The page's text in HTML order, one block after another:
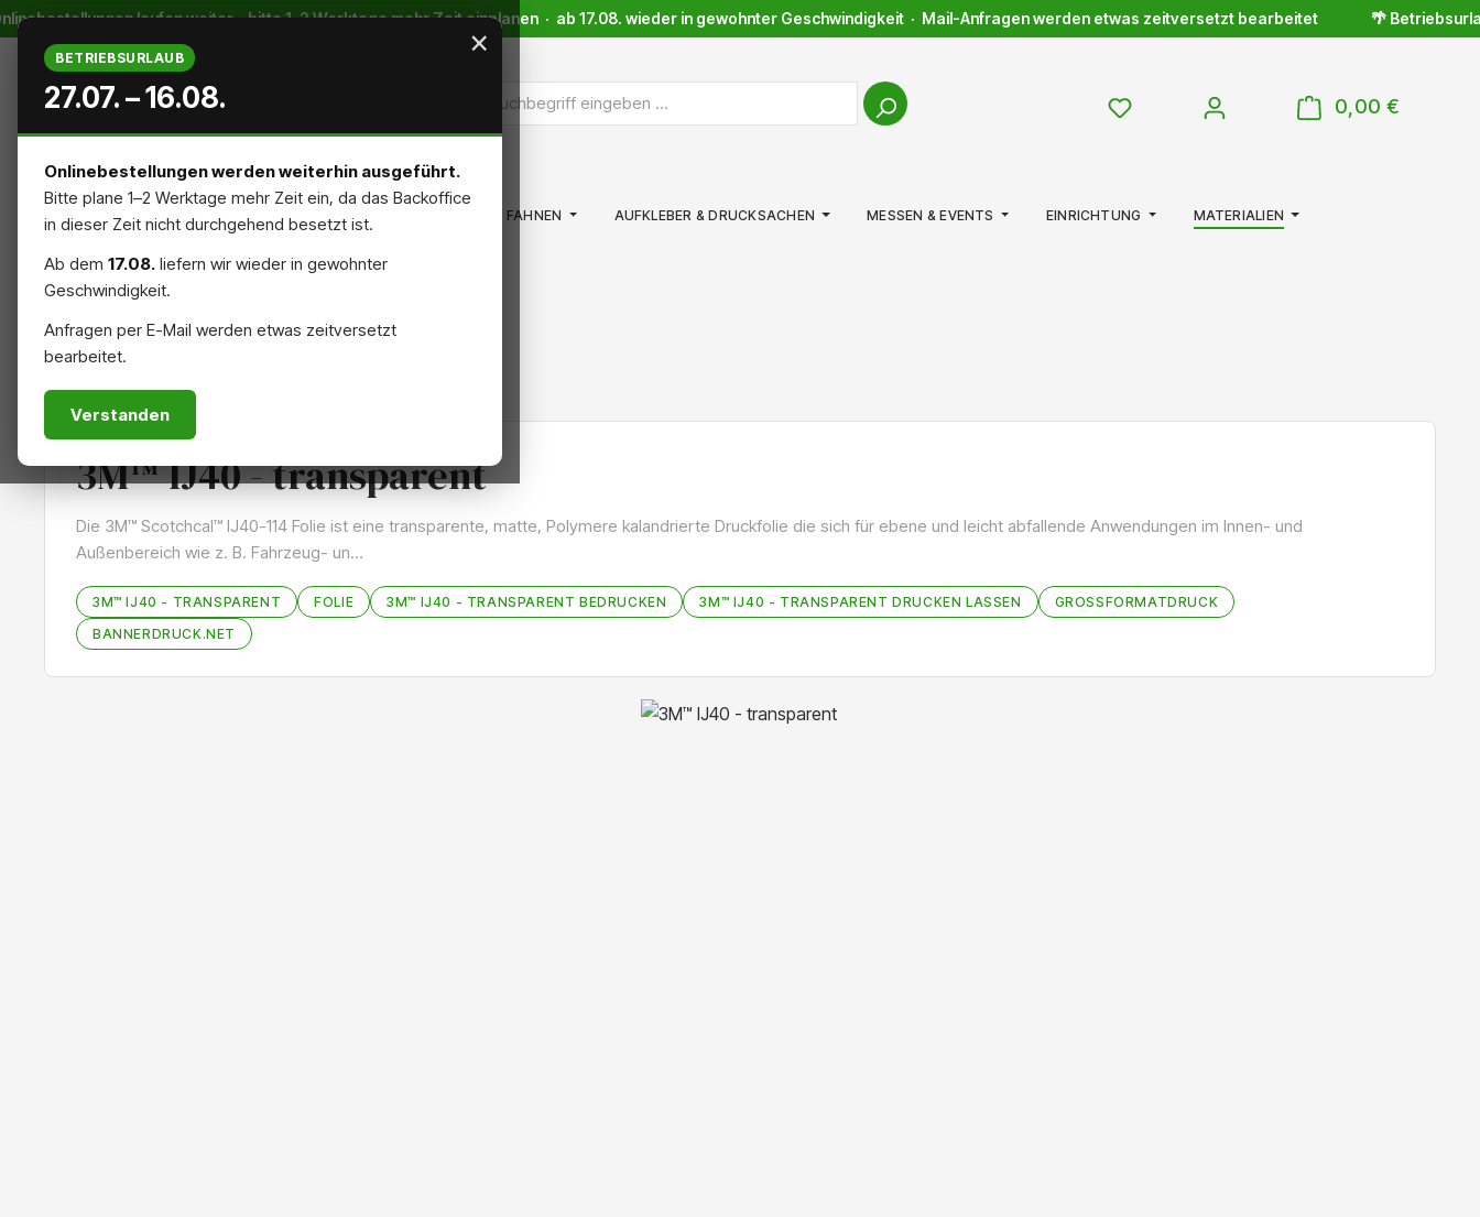
Hauptinhalt springen
Zur Suche springenlaufen weiter – bitte 1–2 Werktage mehr Zeit einplanen · ab 17.08. wieder in gewohnter Geschwindigkeit · Mail-Anfragen werden etwas zeitversetzt bearbeitet 🌴
DU HAST 0 PRODUKTE AUF DEM MERKZETTEL
0,00 €
STARTSEITE AUSSENREKLAME INNENREKLAME FAHNEN AUFKLEBER & DRUCKSACHEN MESSEN & EVENTS EINRICHTUNG MATERIALIEN
NACHHALTIG ZUBEHÖR
MATERIALIEN
3M™ IJ40 - transparent
Die 3M™ Scotchcal™ IJ40-114 Folie ist eine transparente, matte, Polymere kalandrierte Druckfolie die sich für ebene und leicht abfallende Anwendungen im Innen- und
Außenbereich wie z. B. Fahrzeug- un…
3M™ IJ40 - TRANSPARENT FOLIE 3M™ IJ40 - TRANSPARENT BEDRUCKEN 3M™ IJ40 - TRANSPARENT DRUCKEN LASSEN
GROSSFORMATDRUCK
BANNERDRUCK.NET
×
BETRIEBSURLAUB
27.07. – 16.08.
Onlinebestellungen werden weiterhin ausgeführt.
Bitte plane 1–2 Werktage mehr Zeit ein, da das Backoffice
in dieser Zeit nicht durchgehend besetzt ist.
Ab dem 17.08. liefern wir wieder in gewohnter
Geschwindigkeit.
Anfragen per E-Mail werden etwas zeitversetzt
bearbeitet.
Verstanden